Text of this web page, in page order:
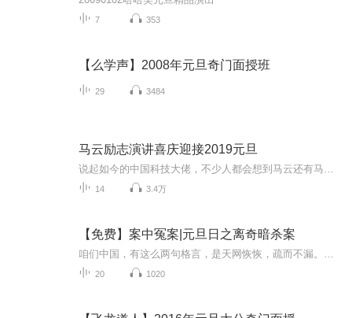
7 353
【么学声】2008年元旦奇门面授班
29 3484
马云励志演讲喜庆迎接2019元旦
14 3.4万
【免费】案中冤案|元旦日之离奇暗杀案
20 1020